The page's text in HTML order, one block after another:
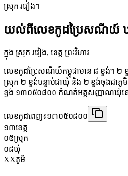
ស្រុក រវៀង។
យល់ពីលេខកូដប្រៃសណីយ៍ ឃុំ
ក្នុង ស្រុក រវៀង, ខេត្ត ព្រះវិហារ
លេខកូដប្រៃសណីយ៍កម្ពុជាមាន ៨ ខ្ទង់។ ២ ខ្ទ
ស្រុក ២ ខ្ទង់បន្ទាប់ជាឃុំ និង ២ ខ្ទង់ចុងជាភូ
ខ្ទង់ ១៣០៥០៨០០ កំណត់អត្តសញ្ញាណឃុំនេ
លេខកូដពេញ៖១៣០៥០៨០០
១៣ខេត្ត
០៥ស្រុក
០៨ឃុំ
XXភូមិ